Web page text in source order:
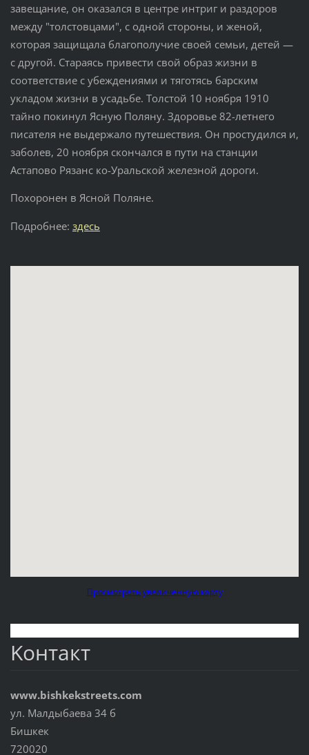
завещание, он оказался в центре интриг и раздоров
между "толстовцами", с одной стороны, и женой,
которая защищала благополучие своей семьи, детей —
с другой. Стараясь привести свой образ жизни в
соответствие с убеждениями и тяготясь барским
укладом жизни в усадьбе. Толстой 10 ноября 1910
тайно покинул Ясную Поляну. Здоровье 82-летнего
писателя не выдержало путешествия. Он простудился и,
заболев, 20 ноября скончался в пути на станции
Астапово Рязанс ко-Уральской железной дороги.
Похоронен в Ясной Поляне.
Подробнее: здесь
Просмотреть увеличенную карту
Koнтакт
www.bishkekstreets.com
ул. Малдыбаева 34 б
Бишкек
720020